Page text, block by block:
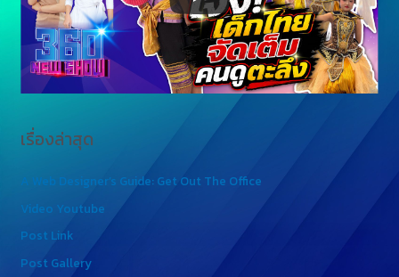
เรื่องล่าสุด
A Web Designer’s Guide: Get Out The Office
Video Youtube
Post Link
Post Gallery